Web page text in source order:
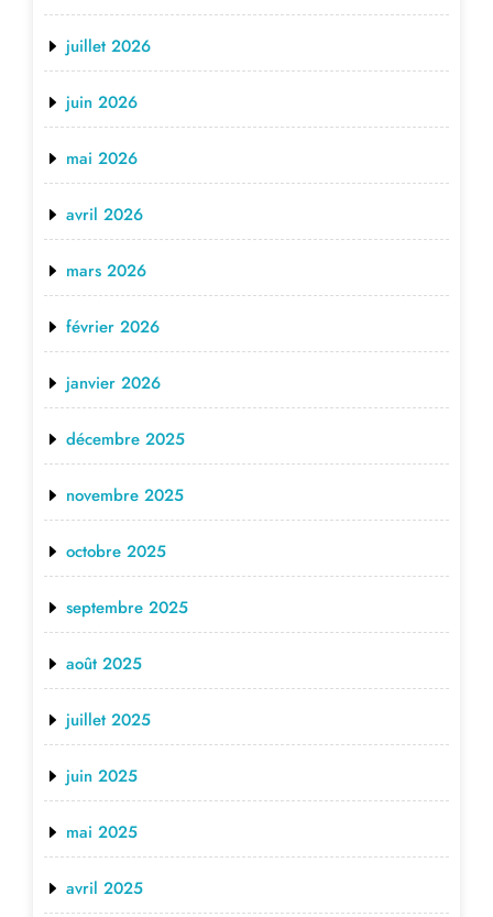
juillet 2026
juin 2026
mai 2026
avril 2026
mars 2026
février 2026
janvier 2026
décembre 2025
novembre 2025
octobre 2025
septembre 2025
août 2025
juillet 2025
juin 2025
mai 2025
avril 2025